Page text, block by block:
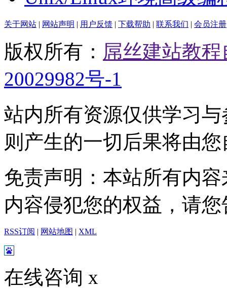
关于网站 | 网站声明 | 用户反馈 | 下载帮助 | 联系我们 | 会员注册
版权所有： 屌丝建站教
20029982号-1
站内所有资源仅供学习
则产生的一切后果将由
免责声明：本站所有内
内容侵犯您的权益，请
RSS订阅 | 网站地图 | XML
在线咨询 x